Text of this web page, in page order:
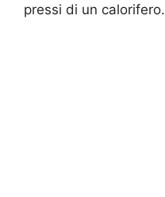
pressi di un calorifero.